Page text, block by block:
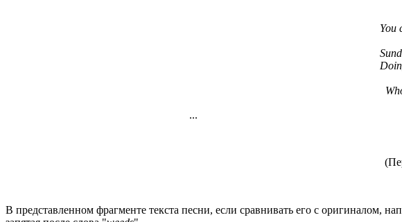
You
...
В представленном фрагменте текста песни, если сравнивать его с оригиналом,